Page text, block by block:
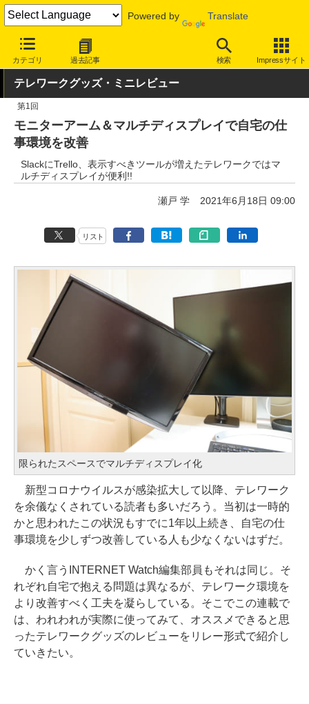
Powered by Translate
カテゴリ 過去記事 検索 Impressサイト
INTERNET Watch トピック テレワーク
テレワークグッズ・ミニレビュー
第1回
モニターアーム＆マルチディスプレイで自宅の仕
事環境を改善
SlackにTrello、表示すべきツールが増えたテレワークではマ
ルチディスプレイが便利!!
瀬戸 学 2021年6月18日 09:00
リスト
限られたスペースでマルチディスプレイ化
新型コロナウイルスが感染拡大して以降、テレワーク
を余儀なくされている読者も多いだろう。当初は一時的
かと思われたこの状況もすでに1年以上続き、自宅の仕
事環境を少しずつ改善している人も少なくないはずだ。
かく言うINTERNET Watch編集部員もそれは同じ。そ
れぞれ自宅で抱える問題は異なるが、テレワーク環境を
より改善すべく工夫を凝らしている。そこでこの連載で
は、われわれが実際に使ってみて、オススメできると思
ったテレワークグッズのレビューをリレー形式で紹介し
ていきたい。